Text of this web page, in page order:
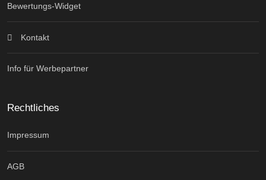
Bewertungs-Widget
Kontakt
Info für Werbepartner
Rechtliches
Impressum
AGB